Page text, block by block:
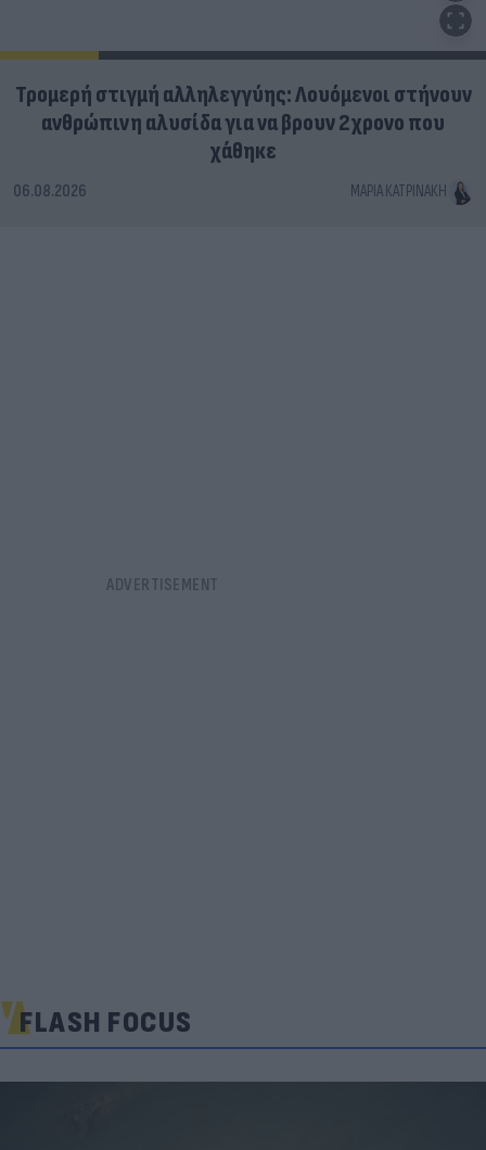
Τρομερή στιγμή αλληλεγγύης: Λουόμενοι στήνουν
ανθρώπινη αλυσίδα για να βρουν 2χρονο που
χάθηκε
06.08.2026 ΜΑΡΊΑ ΚΑΤΡΙΝΆΚΗ
FLASH FOCUS